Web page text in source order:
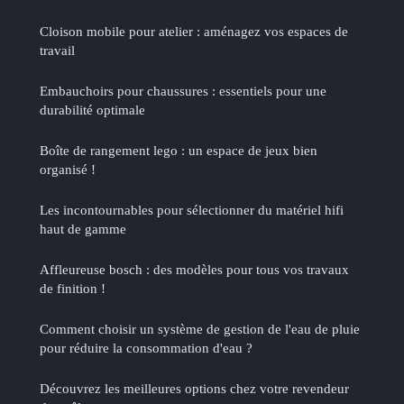
Cloison mobile pour atelier : aménagez vos espaces de
travail
Embauchoirs pour chaussures : essentiels pour une
durabilité optimale
Boîte de rangement lego : un espace de jeux bien
organisé !
Les incontournables pour sélectionner du matériel hifi
haut de gamme
Affleureuse bosch : des modèles pour tous vos travaux
de finition !
Comment choisir un système de gestion de l'eau de pluie
pour réduire la consommation d'eau ?
Découvrez les meilleures options chez votre revendeur